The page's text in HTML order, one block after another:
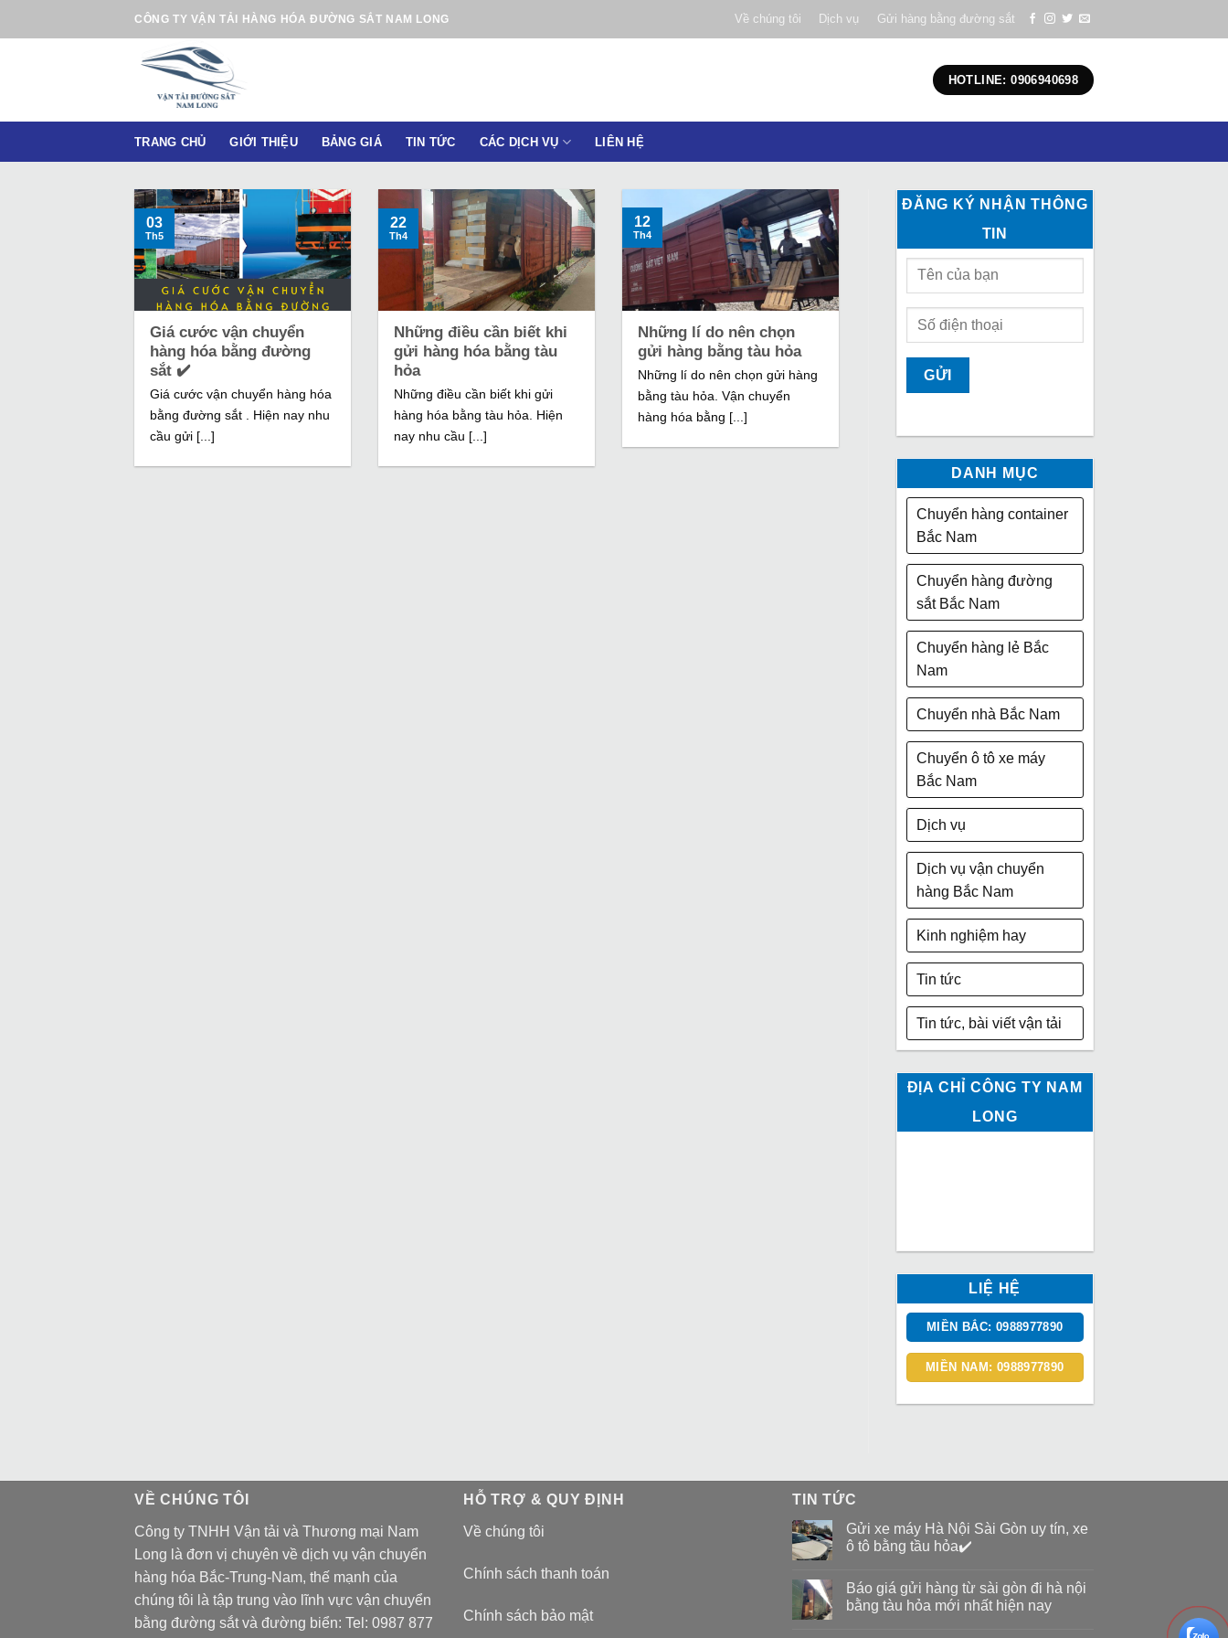
n
CÔNG TY VẬN TẢI HÀNG HÓA ĐƯỜNG SẮT NAM LONG Về chúng tôi Dịch vụ Gửi hàng bằng đường sắt
HOTLINE: 0906940698
TRANG CHỦ GIỚI THIỆU BẢNG GIÁ TIN TỨC CÁC DỊCH VỤ LIÊN HỆ
Giá cước vận chuyển
hàng hóa bằng đường
sắt ✔️
Giá cước vận chuyển hàng hóa
bằng đường sắt . Hiện nay nhu
cầu gửi [...]
03
Th5
Những điều cần biết khi
gửi hàng hóa bằng tàu
hỏa
Những điều cần biết khi gửi
hàng hóa bằng tàu hỏa. Hiện
nay nhu cầu [...]
22
Th4
Những lí do nên chọn
gửi hàng bằng tàu hỏa
Những lí do nên chọn gửi hàng
bằng tàu hỏa. Vận chuyển
hàng hóa bằng [...]
12
Th4
ĐĂNG KÝ NHẬN THÔNG
TIN
DANH MỤC
Chuyển hàng container
Bắc Nam
Chuyển hàng đường
sắt Bắc Nam
Chuyển hàng lẻ Bắc
Nam
Chuyển nhà Bắc Nam
Chuyển ô tô xe máy
Bắc Nam
Dịch vụ
Dịch vụ vận chuyển
hàng Bắc Nam
Kinh nghiệm hay
Tin tức
Tin tức, bài viết vận tải
ĐỊA CHỈ CÔNG TY NAM
LONG
LIỆ HỆ
MIỀN BẮC: 0988977890
MIỀN NAM: 0988977890
VỀ CHÚNG TÔI
Công ty TNHH Vận tải và Thương mại Nam
Long là đơn vị chuyên về dịch vụ vận chuyển
hàng hóa Bắc-Trung-Nam, thế mạnh của
chúng tôi là tập trung vào lĩnh vực vận chuyển
bằng đường sắt và đường biển: Tel: 0987 877
HỖ TRỢ & QUY ĐỊNH
Về chúng tôi
Chính sách thanh toán
Chính sách bảo mật
TIN TỨC
Gửi xe máy Hà Nội Sài Gòn uy tín, xe
ô tô bằng tầu hỏa✔️
Báo giá gửi hàng từ sài gòn đi hà nội
bằng tàu hỏa mới nhất hiện nay